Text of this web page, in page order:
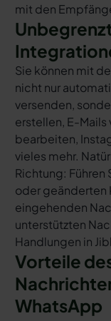
mit den
Sie können mit
nicht nur
versenden,
erstellen, E-
bearbeiten,
vieles mehr.
Richtung: Führen
oder geänderten
eingehenden
unterstützten
Handlungen in
Vorteile
WhatsApp